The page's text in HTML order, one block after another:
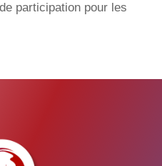
participation pour les